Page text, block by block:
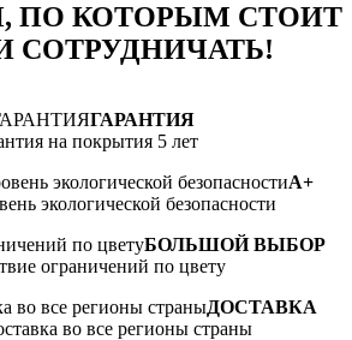
ПО КОТОРЫМ СТОИТ
СОТРУДНИЧАТЬ!
ГАРАНТИЯ
на покрытия 5 лет
А+
экологической безопасности
БОЛЬШОЙ ВЫБОР
ограничений по цвету
ДОСТАВКА
во все регионы страны